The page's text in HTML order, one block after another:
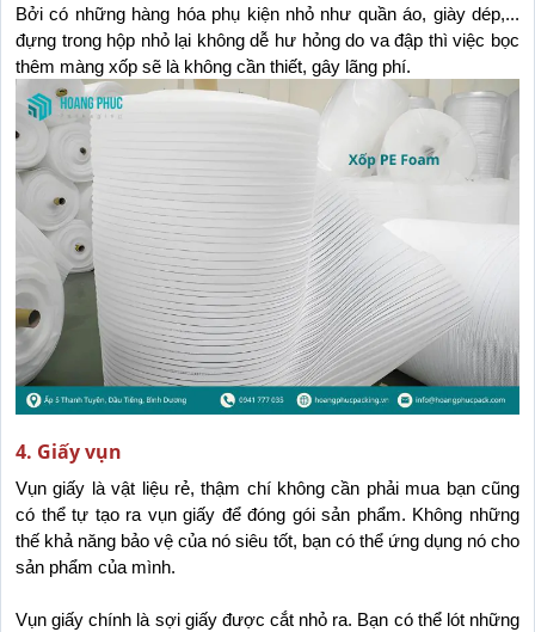
Bởi có những hàng hóa phụ kiện nhỏ như quần áo, giày dép,...
đựng trong hộp nhỏ lại không dễ hư hỏng do va đập thì việc bọc
thêm màng xốp sẽ là không cần thiết, gây lãng phí.
4. Giấy vụn
Vụn giấy là vật liệu rẻ, thậm chí không cần phải mua bạn cũng
có thể tự tạo ra vụn giấy để đóng gói sản phẩm. Không những
thế khả năng bảo vệ của nó siêu tốt, bạn có thể ứng dụng nó cho
sản phẩm của mình.
Vụn giấy chính là sợi giấy được cắt nhỏ ra. Bạn có thể lót những